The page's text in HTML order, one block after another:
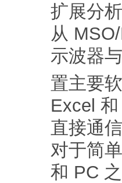
扩展分析
从
示波器
置主要
Excel
直接通
对于简
和 PC